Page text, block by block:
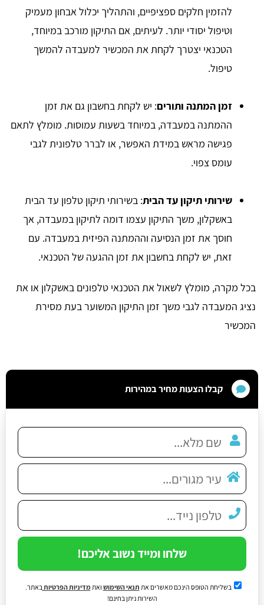
להזמין חלקים ספציפיים, והתהליך יכלול אבחון מעמיק
וטיפול יסודי יותר. לעיתים, אם התיקון מורכב במיוחד,
הטכנאי יצטרך לקחת את המכשיר למעבדה להמשך
טיפול.
זמן המתנה ותורים: יש לקחת בחשבון גם את זמן
ההמתנה במעבדה, במיוחד בשעות עמוסות. מומלץ לתאם
פגישה מראש במידת האפשר, או לברר טלפונית לגבי
עומס צפוי.
שירותי תיקון עד הבית: בשירותי תיקון טלפון עד הבית
באשקלון, משך התיקון עצמו דומה לתיקון במעבדה, אך
חוסך את זמן הנסיעה וההמתנה הפיזית במעבדה. עם
זאת, יש לקחת בחשבון את זמן ההגעה של הטכנאי.
בכל מקרה, מומלץ לשאול את הטכנאי טלפונים באשקלון או את
נציג המעבדה לגבי משך זמן התיקון המשוער בעת מסירת
המכשיר
קבלו הצעות מחיר במהירות
שלחו ומייד נשוב אליכם!
בשליחת הטופס הינכם מאשרים את תנאי השימוש ואתמדיניות הפרטיות באתר.
השירות ניתן בחינם!